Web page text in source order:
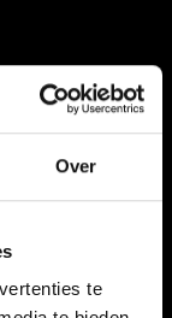
Over
te